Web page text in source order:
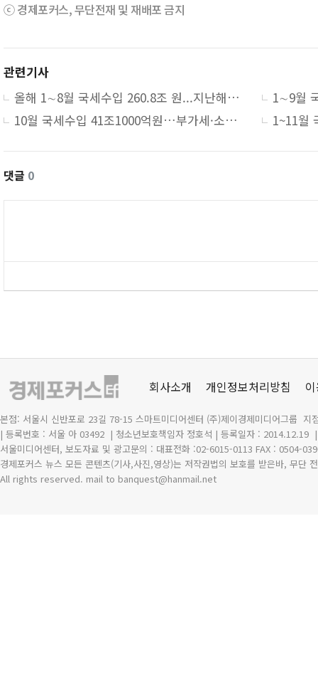
ⓒ 경제포커스, 무단전재 및 재배포 금지
관련기사
올해 1∼8월 국세수입 260.8조 원...지난해보다 28.6조 더 걷혀
10월 국세수입 41조1000억원…부가세·소득세·법인세 일제 증가
댓글 0
회사소개 개인정보처리방침
본점: 서울시 신반포로 23길 78-15 스마트미디어센터 (주)제이경제미디어그룹 지
| 등록번호 : 서울 아 03492 | 청소년보호책임자 정호석 | 등록일자 : 2014.12.19
서울미디어센터, 보도자료 및 광고문의 : 대표전화 :02-6015-0113 FAX : 0504-
경제포커스 뉴스 모든 콘텐츠(기사,사진,영상)는 저작권법의 보호를 받은바, 무단
All rights reserved. mail to banquest@hanmail.net